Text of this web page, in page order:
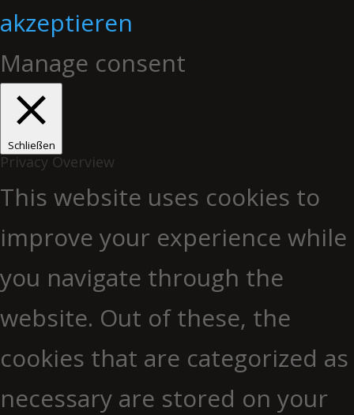
akzeptieren
Manage consent
Schließen
Privacy Overview
This website uses cookies to
improve your experience while
you navigate through the
website. Out of these, the
cookies that are categorized as
necessary are stored on your